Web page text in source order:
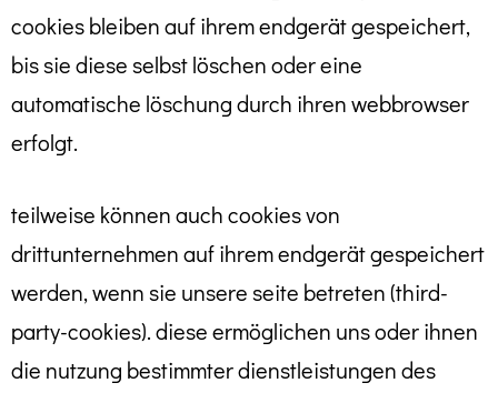
cookies bleiben auf ihrem endgerät gespeichert,
bis sie diese selbst löschen oder eine
automatische löschung durch ihren webbrowser
erfolgt.
teilweise können auch cookies von
drittunternehmen auf ihrem endgerät gespeichert
werden, wenn sie unsere seite betreten (third-
party-cookies). diese ermöglichen uns oder ihnen
die nutzung bestimmter dienstleistungen des